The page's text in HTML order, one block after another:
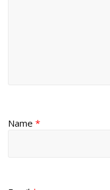
Name*